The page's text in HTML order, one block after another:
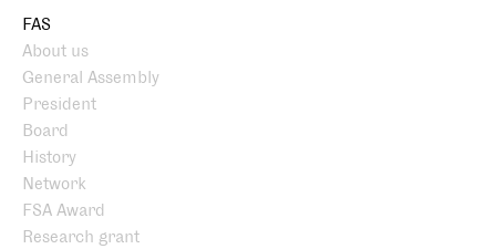
FAS
About us
General Assembly
President
Board
History
Network
FSA Award
Research grant